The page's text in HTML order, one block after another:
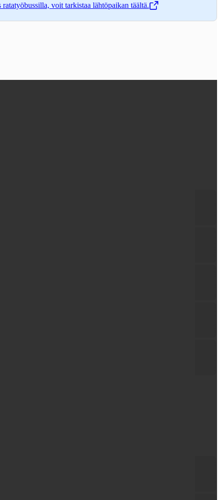
voit tarkistaa lähtöpaikan täältä.